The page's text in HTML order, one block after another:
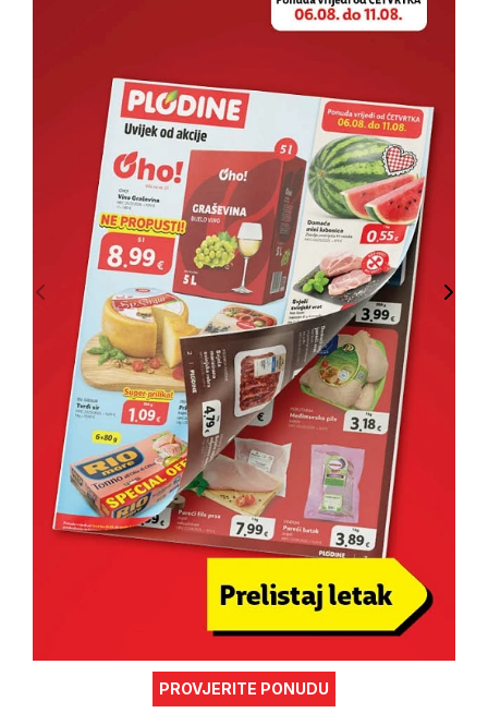
PROVJERITE PONUDU